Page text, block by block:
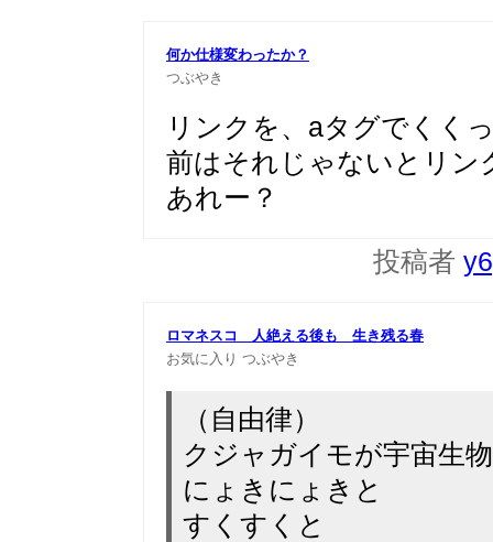
何か仕様変わったか？
つぶやき
リンクを、aタグでくく
前はそれじゃないとリン
あれー？
投稿者
ロマネスコ 人絶える後も 生き残る春
お気に入り つぶやき
（自由律）
クジャガイモが宇宙生
にょきにょきと
すくすくと